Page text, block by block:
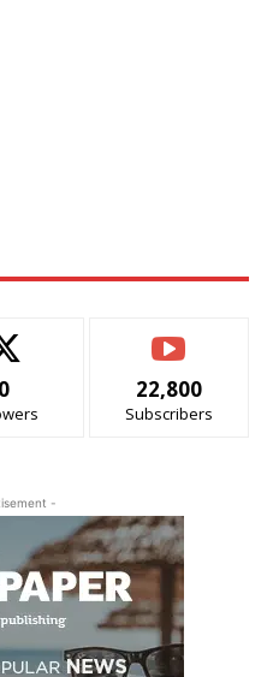
0 22,800
Subscribers
-